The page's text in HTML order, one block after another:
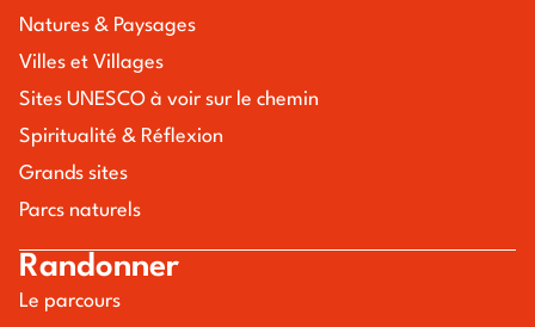
Natures & Paysages
Villes et Villages
Sites UNESCO à voir sur le chemin
Spiritualité & Réflexion
Grands sites
Parcs naturels
Randonner
Le parcours